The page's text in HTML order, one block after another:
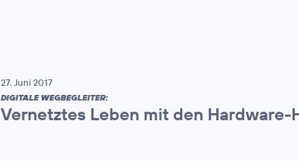
27. Juni 2017
DIGITALE WEGBEGLEITER:
Vernetztes Leben mit den Hardware-